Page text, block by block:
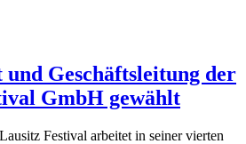
Geschäftsleitung der
GmbH gewählt
Festival arbeitet in seiner vierten